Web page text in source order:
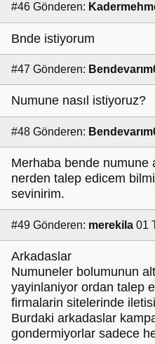
#46 Gönderen:
Bnde istiyorum
#47 Gönderen:
Numune nasıl istiyoruz?
#48 Gönderen:
Merhaba bende numune
nerden talep edicem
sevinirim.
#49 Gönderen: merekila 01
Arkadaslar
Numuneler bolumunun
yayinlaniyor ordan talep
firmalarin sitelerinde
Burdaki arkadaslar
gondermiyorlar sadece